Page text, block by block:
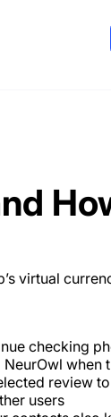
virtual
checking
when
review
users